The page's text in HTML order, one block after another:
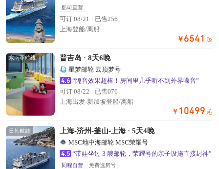
船司直营
可订 08/21
已售256
上海登船/离船
￥ 6541 起
东南亚航线 普吉岛 · 8天6晚
星梦邮轮 云顶梦号
4.6 “隔音效果超棒！房间里几乎听不到外界噪音”
可订 08/22
已售076
上海出发-新加坡登船/离船
￥ 10499 起
日韩航线 上海-济州-釜山-上海 · 5天4晚
MSC地中海邮轮 MSC荣耀号
4.5 “带娃坐过 3 艘邮轮，荣耀号的亲子设施直接封神”
同程自营 免费选房号